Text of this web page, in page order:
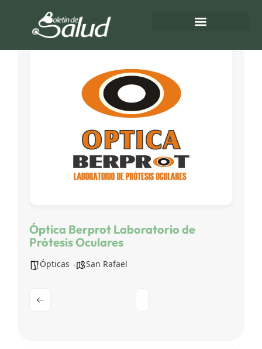
Óptica Berprot Laboratorio de
Prótesis Oculares
Ópticas San Rafael